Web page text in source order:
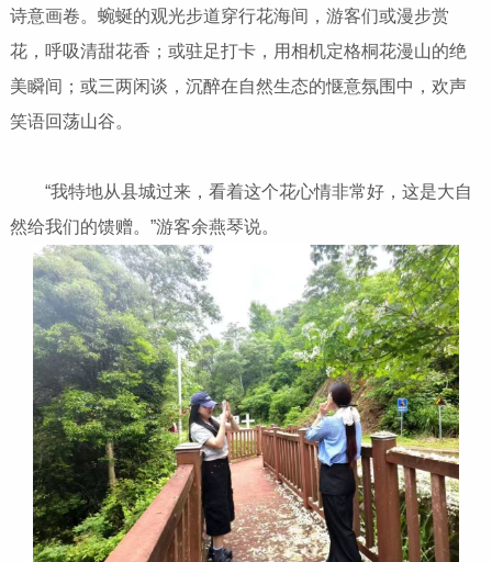
诗意画卷。蜿蜒的观光步道穿行花海间，游客们或漫步赏
花，呼吸清甜花香；或驻足打卡，用相机定格桐花漫山的绝
美瞬间；或三两闲谈，沉醉在自然生态的惬意氛围中，欢声
笑语回荡山谷。
“我特地从县城过来，看着这个花心情非常好，这是大自
然给我们的馈赠。”游客余燕琴说。